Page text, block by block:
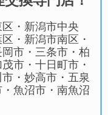
・新潟市中央
・新潟市南区・
市・三条市・柏
市・十日町市・
・妙高市・五泉
魚沼市・南魚沼